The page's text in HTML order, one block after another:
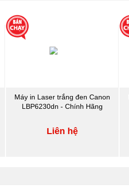
Máy in Laser trắng đen Canon
LBP6230dn - Chính Hãng
Liên hệ